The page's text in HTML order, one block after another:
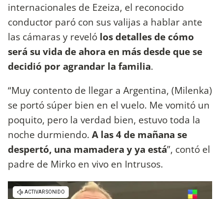
internacionales de Ezeiza, el reconocido
conductor paró con sus valijas a hablar ante
las cámaras y reveló los detalles de cómo
será su vida de ahora en más desde que se
decidió por agrandar la familia.
“Muy contento de llegar a Argentina, (Milenka)
se portó súper bien en el vuelo. Me vomitó un
poquito, pero la verdad bien, estuvo toda la
noche durmiendo. A las 4 de mañana se
despertó, una mamadera y ya está”, contó el
padre de Mirko en vivo en Intrusos.